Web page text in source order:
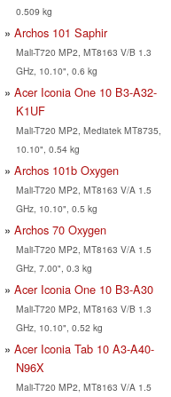
0.509 kg
Archos 101 Saphir
Mali-T720 MP2, MT8163 V/B 1.3
GHz, 10.10", 0.6 kg
Acer Iconia One 10 B3-A32-
K1UF
Mali-T720 MP2, Mediatek MT8735,
10.10", 0.54 kg
Archos 101b Oxygen
Mali-T720 MP2, MT8163 V/A 1.5
GHz, 10.10", 0.5 kg
Archos 70 Oxygen
Mali-T720 MP2, MT8163 V/A 1.5
GHz, 7.00", 0.3 kg
Acer Iconia One 10 B3-A30
Mali-T720 MP2, MT8163 V/B 1.3
GHz, 10.10", 0.52 kg
Acer Iconia Tab 10 A3-A40-
N96X
Mali-T720 MP2, MT8163 V/A 1.5